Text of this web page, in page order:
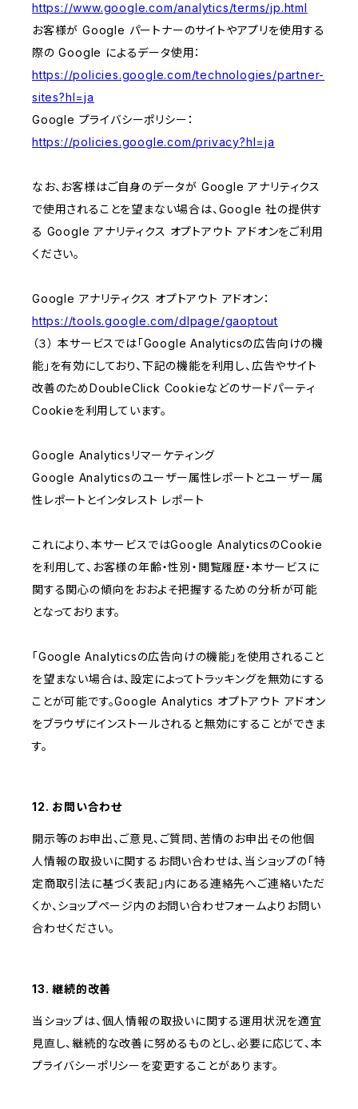
https://www.google.com/analytics/terms/jp.html
お客様が Google パートナーのサイトやアプリを使用する
際の Google によるデータ使用：
https://policies.google.com/technologies/partner-
sites?hl=ja
Google プライバシーポリシー：
https://policies.google.com/privacy?hl=ja
なお、お客様はご自身のデータが Google アナリティクス
で使用されることを望まない場合は、Google 社の提供す
る Google アナリティクス オプトアウト アドオンをご利用
ください。
Google アナリティクス オプトアウト アドオン：
https://tools.google.com/dlpage/gaoptout
（３） 本サービスでは「Google Analyticsの広告向けの機
能」を有効にしており、下記の機能を利用し、広告やサイト
改善のためDoubleClick Cookieなどのサードパーティ
Cookieを利用しています。
Google Analyticsリマーケティング
Google Analyticsのユーザー属性レポートとユーザー属
性レポートとインタレスト レポート
これにより、本サービスではGoogle AnalyticsのCookie
を利用して、お客様の年齢・性別・閲覧履歴・本サービスに
関する関心の傾向をおおよそ把握するための分析が可能
となっております。
「Google Analyticsの広告向けの機能」を使用されること
を望まない場合は、設定によってトラッキングを無効にする
ことが可能です。Google Analytics オプトアウト アドオン
をブラウザにインストールされると無効にすることができま
す。
12. お問い合わせ
開示等のお申出、ご意見、ご質問、苦情のお申出その他個
人情報の取扱いに関するお問い合わせは、当ショップの「特
定商取引法に基づく表記」内にある連絡先へご連絡いただ
くか、ショップページ内のお問い合わせフォームよりお問い
合わせください。
13. 継続的改善
当ショップは、個人情報の取扱いに関する運用状況を適宜
見直し、継続的な改善に努めるものとし、必要に応じて、本
プライバシーポリシーを変更することがあります。